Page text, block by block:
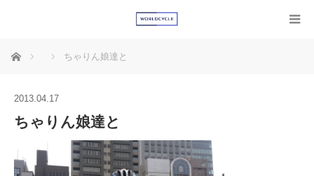
ホーム ちゃりん娘達と
2013.04.17
ちゃりん娘達と